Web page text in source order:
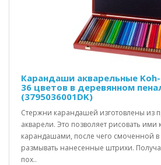
Карандаши акварельные
36 цветов в деревянном
(3795036001DK)
Стержни карандашей изготовлены из
акварели. Это позволяет рисовать ими
карандашами, после чего смоченной в
размывать нанесенные штрихи.
пох..